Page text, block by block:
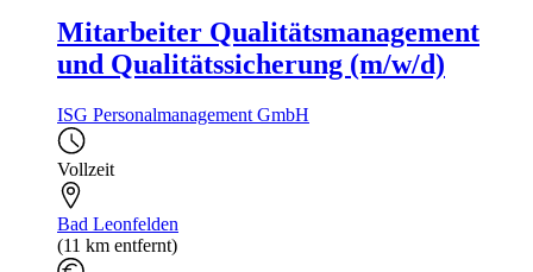
Mitarbeiter Qualitätsmanagement
und Qualitätssicherung (m/w/d)
ISG Personalmanagement GmbH
Vollzeit
Bad Leonfelden
(11 km entfernt)